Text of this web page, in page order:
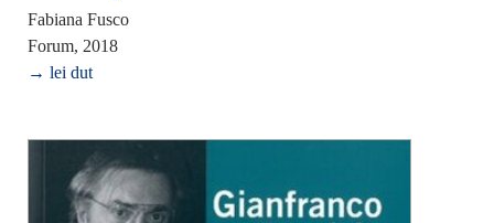
Fabiana Fusco
Forum, 2018
→ lei dut